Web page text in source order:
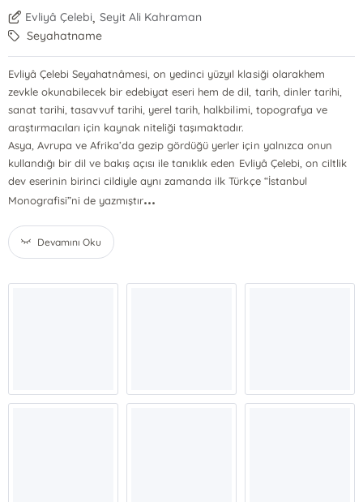
Evliyâ Çelebi, Seyit Ali Kahraman
Seyahatname
Evliyâ Çelebi Seyahatnâmesi, on yedinci yüzyıl klasiği olarakhem
zevkle okunabilecek bir edebiyat eseri hem de dil, tarih, dinler tarihi,
sanat tarihi, tasavvuf tarihi, yerel tarih, halkbilimi, topografya ve
araştırmacıları için kaynak niteliği taşımaktadır.
Asya, Avrupa ve Afrika’da gezip gördüğü yerler için yalnızca onun
kullandığı bir dil ve bakış açısı ile tanıklık eden Evliyâ Çelebi, on ciltlik
dev eserinin birinci cildiyle aynı zamanda ilk Türkçe “İstanbul
Monografisi”ni de yazmıştır...
Devamını Oku